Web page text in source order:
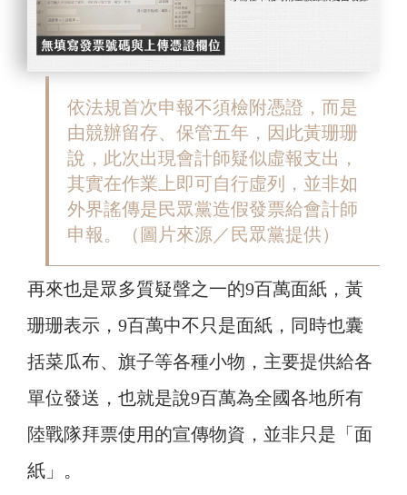
依法規首次申報不須檢附憑證，而是
由競辦留存、保管五年，因此黃珊珊
說，此次出現會計師疑似虛報支出，
其實在作業上即可自行虛列，並非如
外界謠傳是民眾黨造假發票給會計師
申報。（圖片來源／民眾黨提供）
再來也是眾多質疑聲之一的9百萬面紙，黃
珊珊表示，9百萬中不只是面紙，同時也囊
括菜瓜布、旗子等各種小物，主要提供給各
單位發送，也就是說9百萬為全國各地所有
陸戰隊拜票使用的宣傳物資，並非只是「面
紙」。